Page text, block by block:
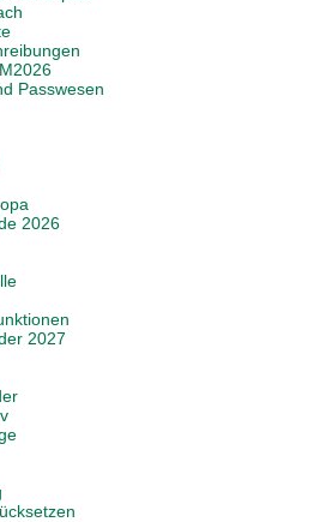
Passwesen
2026
2027